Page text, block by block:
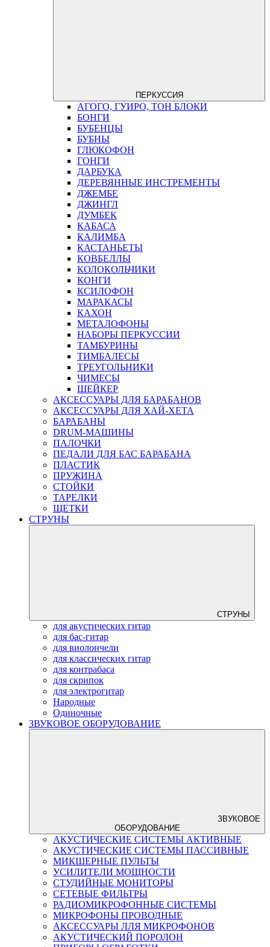
ПЕРКУССИЯ
АГОГО, ГУИРО, ТОН БЛОКИ
БОНГИ
БУБЕНЦЫ
БУБНЫ
ГЛЮКОФОН
ГОНГИ
ДАРБУКА
ДЕРЕВЯННЫЕ ИНСТРЕМЕНТЫ
ДЖЕМБЕ
ДЖИНГЛ
ДУМБЕК
КАБАСА
КАЛИМБА
КАСТАНЬЕТЫ
КОВБЕЛЛЫ
КОЛОКОЛЬЧИКИ
КОНГИ
КСИЛОФОН
МАРАКАСЫ
КАХОН
МЕТАЛОФОНЫ
НАБОРЫ ПЕРКУССИИ
ТАМБУРИНЫ
ТИМБАЛЕСЫ
ТРЕУГОЛЬНИКИ
ЧИМЕСЫ
ШЕЙКЕР
АКСЕССУАРЫ ДЛЯ БАРАБАНОВ
АКСЕССУАРЫ ДЛЯ ХАЙ-ХЕТА
БАРАБАНЫ
DRUM-МАШИНЫ
ПАЛОЧКИ
ПЕДАЛИ ДЛЯ БАС БАРАБАНА
ПЛАСТИК
ПРУЖИНА
СТОЙКИ
ТАРЕЛКИ
ЩЕТКИ
СТРУНЫ
СТРУНЫ
для акустических гитар
для бас-гитар
для виолончели
для классических гитар
для контрабаса
для скрипок
для электрогитар
Народные
Одиночные
ЗВУКОВОЕ ОБОРУДОВАНИЕ
ЗВУКОВОЕ
ОБОРУДОВАНИЕ
АКУСТИЧЕСКИЕ СИСТЕМЫ АКТИВНЫЕ
АКУСТИЧЕСКИЕ СИСТЕМЫ ПАССИВНЫЕ
МИКШЕРНЫЕ ПУЛЬТЫ
УСИЛИТЕЛИ МОЩНОСТИ
СТУДИЙНЫЕ МОНИТОРЫ
СЕТЕВЫЕ ФИЛЬТРЫ
РАДИОМИКРОФОННЫЕ СИСТЕМЫ
МИКРОФОНЫ ПРОВОДНЫЕ
АКСЕССУАРЫ ЛЛЯ МИКРОФОНОВ
АКУСТИЧЕСКИЙ ПОРОЛОН